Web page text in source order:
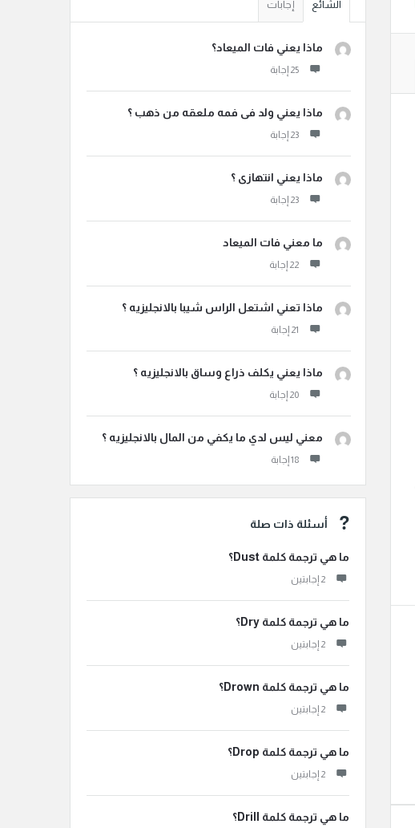
الشائع إجابات
ماذا يعني فات الميعاد؟
‏‫25 إجابة
ماذا يعني ولد فى فمه ملعقه من ذهب ؟
‏‫23 إجابة
ماذا يعني انتهازى ؟
‏‫23 إجابة
ما معني فات الميعاد
‏‫22 إجابة
ماذا تعني اشتعل الراس شيبا بالانجليزيه ؟
ماذا يعني يكلف ذراع وساق بالانجليزيه ؟
‏‫20 إجابة
معني ليس لدي ما يكفي من المال بالانجليزيه ؟
‏‫18 إجابة
أسئلة ذات صلة
ما هي ترجمة كلمة Dust؟
‫2 إجابتين
ما هي ترجمة كلمة Dry؟
‫2 إجابتين
ما هي ترجمة كلمة Drown؟
‫2 إجابتين
ما هي ترجمة كلمة Drop؟
‫2 إجابتين
ما هي ترجمة كلمة Drill؟